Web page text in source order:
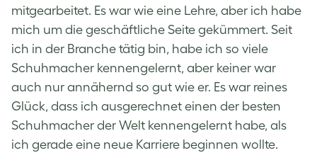
mitgearbeitet. Es war wie eine Lehre, aber ich habe
mich um die geschäftliche Seite gekümmert. Seit
ich in der Branche tätig bin, habe ich so viele
Schuhmacher kennengelernt, aber keiner war
auch nur annähernd so gut wie er. Es war reines
Glück, dass ich ausgerechnet einen der besten
Schuhmacher der Welt kennengelernt habe, als
ich gerade eine neue Karriere beginnen wollte.